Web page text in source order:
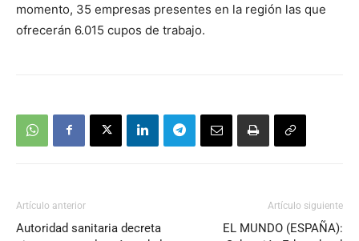
momento, 35 empresas presentes en la región las que
ofrecerán 6.015 cupos de trabajo.
Artículo anterior
Autoridad sanitaria decreta
Artículo siguiente
EL MUNDO (ESPAÑA):